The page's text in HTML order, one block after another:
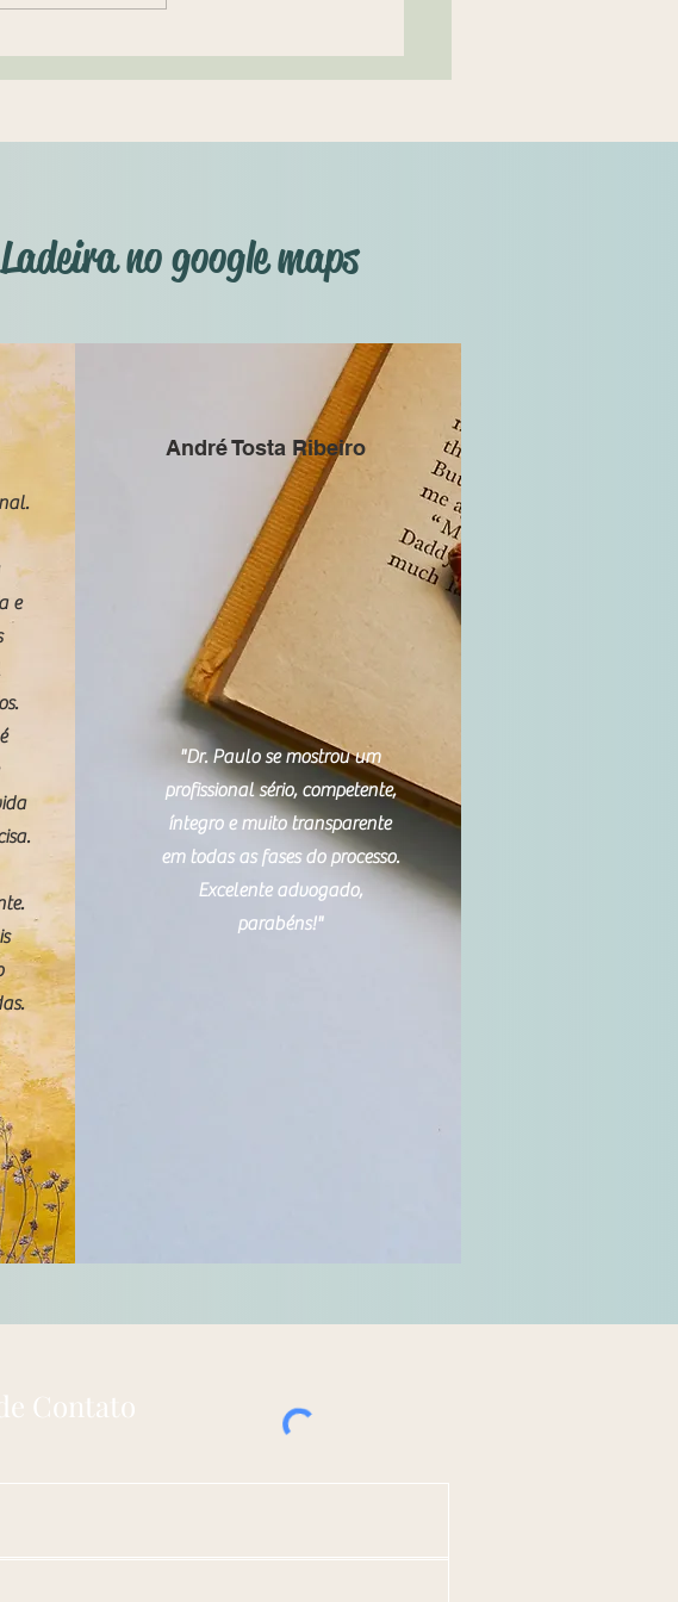
no montante da pensão
no google maps
e
André Tosta Ribeiro
"Dr. Paulo se mostrou um
profissional sério, competente,
íntegro e muito transparente
em todas as fases do processo.
Excelente advogado,
parabéns!"
Contato